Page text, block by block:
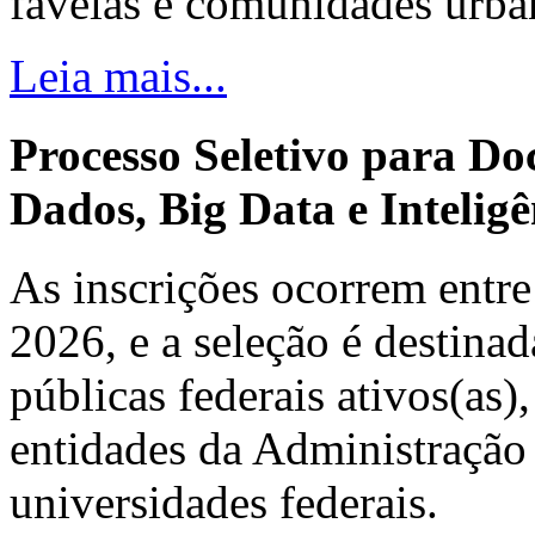
Leia mais...
Processo Seletivo para
Dados, Big Data e
As inscrições ocorrem
2026, e a seleção é
públicas federais
entidades da
universidades federais.